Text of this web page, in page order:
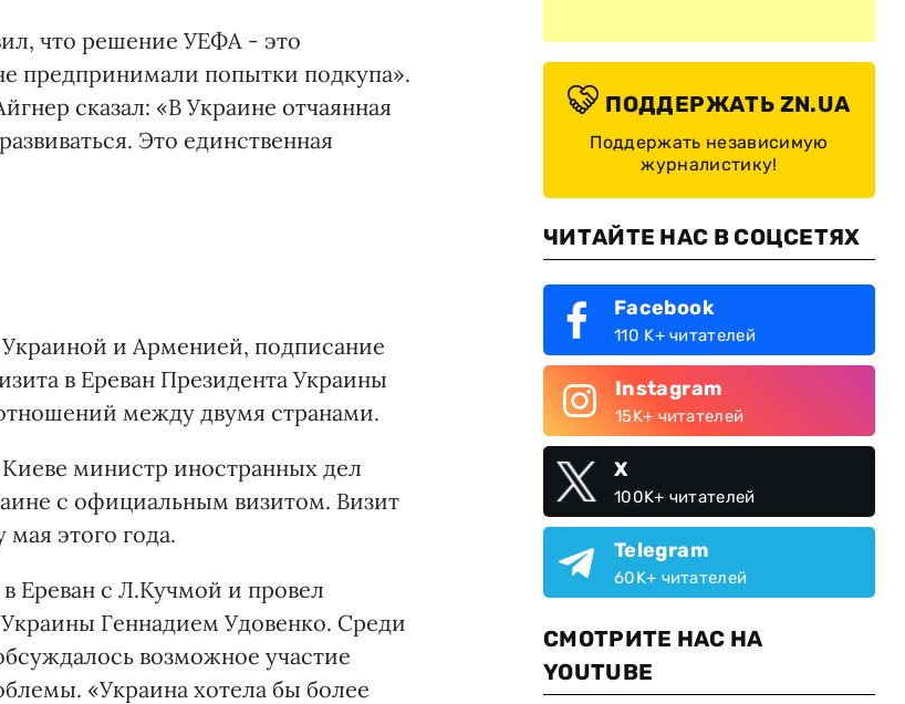
что решение УЕФА - это
предпринимали попытки подкупа».
сказал: «В Украине отчаянная
Это единственная
и Арменией, подписание
в Ереван Президента Украины
между двумя странами.
министр иностранных дел
с официальным визитом. Визит
этого года.
Ереван с Л.Кучмой и провел
Геннадием Удовенко. Среди
возможное участие
«Украина хотела бы более
ПОДДЕРЖАТЬ ZN.UA
Поддержать независимую
журналистику!
ЧИТАЙТЕ НАС В СОЦСЕТЯХ
Facebook
110 K+ читателей
Instagram
15K+ читателей
X
100K+ читателей
Telegram
60K+ читателей
СМОТРИТЕ НАС НА
YOUTUBE